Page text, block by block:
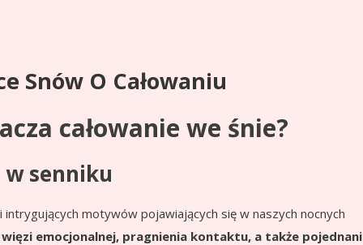
Snów O Całowaniu
całowanie we śnie?
w senniku
motywów pojawiających się w naszych nocnych
więzi emocjonalnej, pragnienia kontaktu, a także